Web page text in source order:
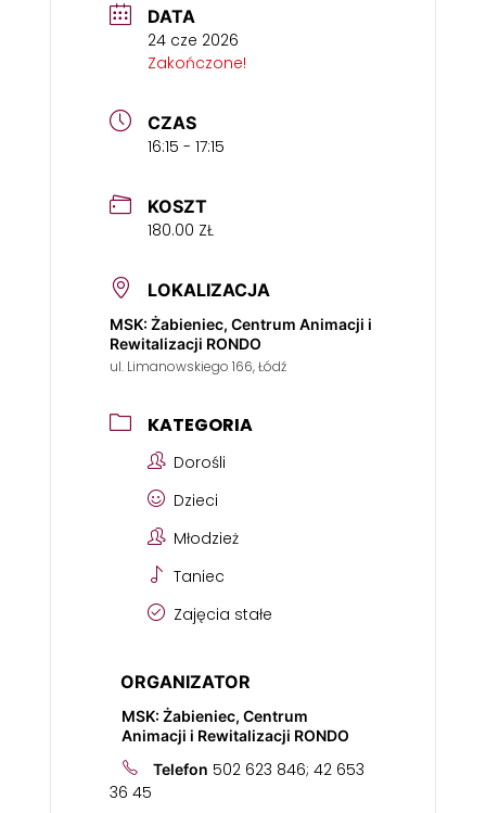
DATA
24 cze 2026
Zakończone!
CZAS
16:15 - 17:15
KOSZT
180.00 ZŁ
LOKALIZACJA
MSK: Żabieniec, Centrum Animacji i
Rewitalizacji RONDO
ul. Limanowskiego 166, Łódź
KATEGORIA
Dorośli
Dzieci
Młodzież
Taniec
Zajęcia stałe
ORGANIZATOR
MSK: Żabieniec, Centrum
Animacji i Rewitalizacji RONDO
Telefon 502 623 846; 42 653
36 45